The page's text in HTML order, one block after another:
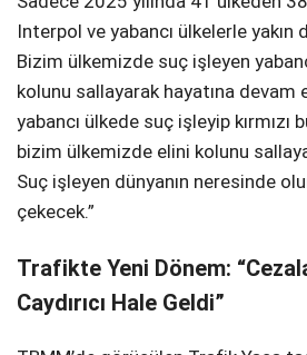
Interpol ve yabancı ülkelerle yakın
Bizim ülkemizde suç işleyen
kolunu sallayarak hayatına devam
yabancı ülkede suç işleyip kırmızı
bizim ülkemizde elini kolunu
Suç işleyen dünyanın neresinde
çekecek.”
Trafikte Yeni Dönem:
Caydırıcı Hale Geldi”